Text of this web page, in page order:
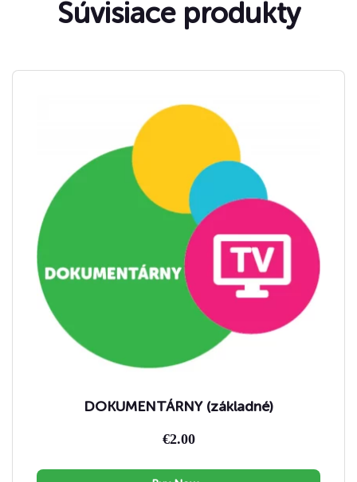
Súvisiace produkty
DOKUMENTÁRNY (základné)
€2.00